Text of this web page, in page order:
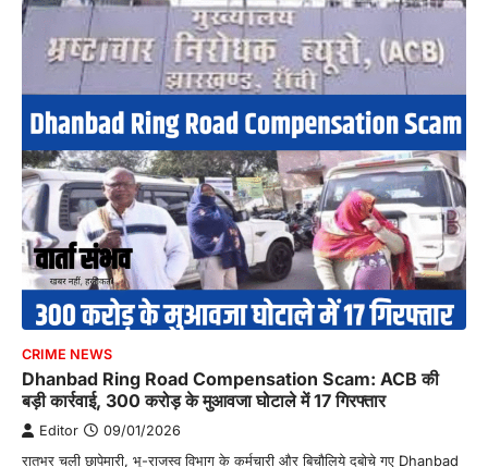
CRIME NEWS
Dhanbad Ring Road Compensation Scam: ACB की
बड़ी कार्रवाई, 300 करोड़ के मुआवजा घोटाले में 17 गिरफ्तार
Editor 09/01/2026
रातभर चली छापेमारी, भू-राजस्व विभाग के कर्मचारी और बिचौलिये दबोचे गए Dhanbad